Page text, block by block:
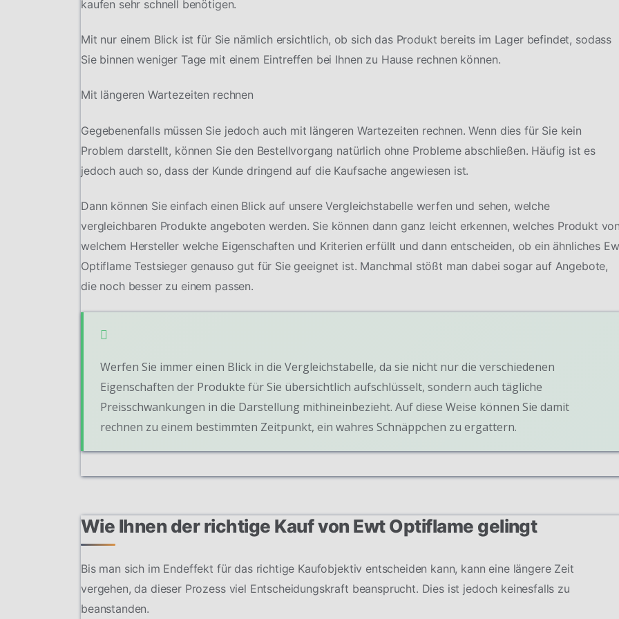
kaufen sehr schnell benötigen.
Mit nur einem Blick ist für Sie nämlich ersichtlich, ob sich das Produkt bereits im Lager befindet, sodass
Sie binnen weniger Tage mit einem Eintreffen bei Ihnen zu Hause rechnen können.
Mit längeren Wartezeiten rechnen
Gegebenenfalls müssen Sie jedoch auch mit längeren Wartezeiten rechnen. Wenn dies für Sie kein
Problem darstellt, können Sie den Bestellvorgang natürlich ohne Probleme abschließen. Häufig ist es
jedoch auch so, dass der Kunde dringend auf die Kaufsache angewiesen ist.
Dann können Sie einfach einen Blick auf unsere Vergleichstabelle werfen und sehen, welche
vergleichbaren Produkte angeboten werden. Sie können dann ganz leicht erkennen, welches Produkt
welchem Hersteller welche Eigenschaften und Kriterien erfüllt und dann entscheiden, ob ein ähnliches
Optiflame Testsieger genauso gut für Sie geeignet ist. Manchmal stößt man dabei sogar auf Angebote,
die noch besser zu einem passen.
Werfen Sie immer einen Blick in die Vergleichstabelle, da sie nicht nur die verschiedenen
Eigenschaften der Produkte für Sie übersichtlich aufschlüsselt, sondern auch tägliche
Preisschwankungen in die Darstellung mithineinbezieht. Auf diese Weise können Sie damit
rechnen zu einem bestimmten Zeitpunkt, ein wahres Schnäppchen zu ergattern.
Wie Ihnen der richtige Kauf von Ewt Optiflame gelingt
Bis man sich im Endeffekt für das richtige Kaufobjektiv entscheiden kann, kann eine längere Zeit
vergehen, da dieser Prozess viel Entscheidungskraft beansprucht. Dies ist jedoch keinesfalls zu
beanstanden.